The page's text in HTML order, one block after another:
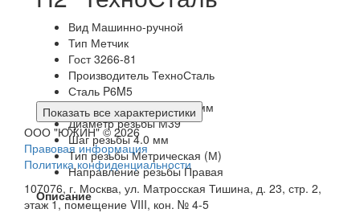
Вид Машинно-ручной
Тип Метчик
Гост 3266-81
Производитель ТехноСталь
Сталь P6M5
Посадочный квадрат 28 мм
Диаметр резьбы М39
Шаг резьбы 4.0 мм
Тип резьбы Метрическая (М)
Направление резьбы Правая
Описание
Показать все характеристики
ООО "ЮЖИН" © 2026
Правовая информация
Политика конфиденциальности
107076, г. Москва, ул. Матросская Тишина, д. 23, стр. 2,
этаж 1, помещение VIII, кон. № 4-5